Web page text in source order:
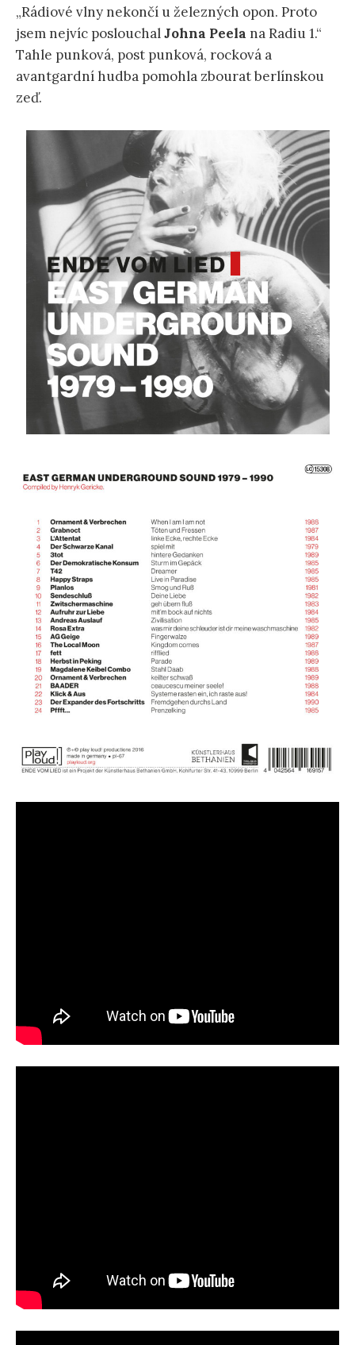
„Rádiové vlny nekončí u železných opon. Proto
jsem nejvíc poslouchalJohna Peela na Radiu 1.“
Tahle punková, post punková, rocková a
avantgardní hudba pomohla zbourat berlínskou
zeď.